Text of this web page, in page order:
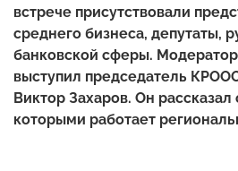
встрече присутствовали
среднего бизнеса, депутаты,
банковской сферы.
выступил председатель
Виктор Захаров. Он рассказал
которыми работает